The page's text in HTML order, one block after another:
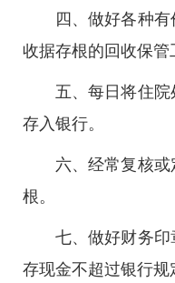
四、做好各种
收据存根的回收保管
五、每日将住院
存入银行。
六、经常复核
根。
七、做好财务
存现金不超过银行规